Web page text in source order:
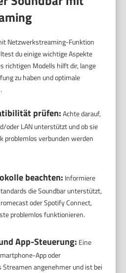
Netzwerkstreaming-Funktion
du einige wichtige Aspekte
richtigen Modells hilft dir, lange
zu haben und optimale
prüfen:Achte darauf,
oder LAN unterstützt und ob sie
problemlos verbunden werden
beachten: Informiere
die Soundbar unterstützt,
oder Spotify Connect,
problemlos funktionieren.
App-Steuerung: Eine
App oder
Streamen angenehmer und ist bei